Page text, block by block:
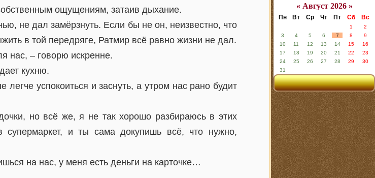
ощущениям, затаив дыхание.
не дал замёрзнуть. Если бы не он, неизвестно, что
в той передряге, Ратмир всё равно жизни не дал.
нас, – говорю искренне.
кухню.
успокоиться и заснуть, а утром нас рано будит
но всё же, я не так хорошо разбираюсь в этих
и ты сама докупишь всё, что нужно,
на нас, у меня есть деньги на карточке…
« Август 2026 »
Пн Вт Ср Чт Пт Сб Вс
1
2
3
4 5 6 7 8
9
10
11 12 13 14 15
16
17
18 19 20 21 22
23
24
25 26 27 28 29
30
31